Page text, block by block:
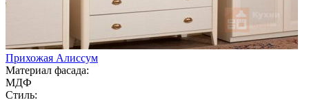
Прихожая Алиссум
Материал фасада:
МДФ
Стиль: